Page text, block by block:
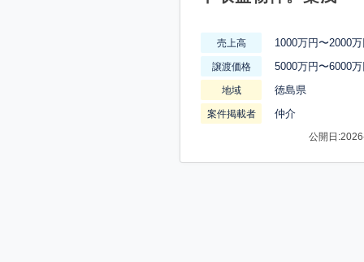
売上高 1000万円〜2000
譲渡価格 5000万円〜6000
地域 徳島県
案件掲載者 仲介
公開日